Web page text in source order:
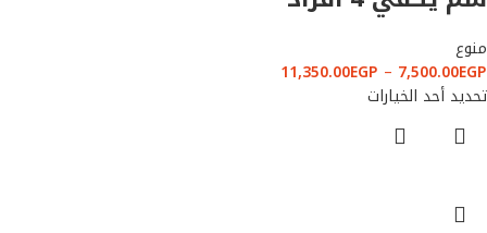
منوع
7,500.00EGP
–
11,350.00EGP
تحديد أحد الخيارات